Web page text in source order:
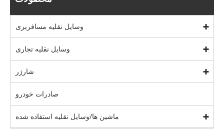
وسایل نقلیه مسافربری
وسایل نقلیه تجاری
شارژر
صادرات خودرو
ماشین ها/وسایل نقلیه استفاده شده